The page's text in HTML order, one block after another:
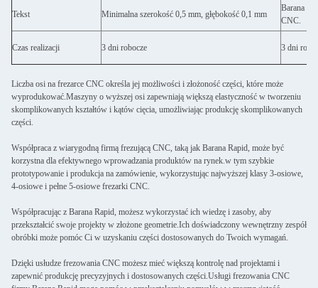
Tekst Minimalna szerokość 0,5 mm, głębokość 0,1 mm
Barana
CNC.
Czas realizacji 3 dni robocze 3 dni
Liczba osi na frezarce CNC określa jej możliwości i złożoność części, które może
wyprodukować.Maszyny o wyższej osi zapewniają większą elastyczność w tworzeniu
skomplikowanych kształtów i kątów cięcia, umożliwiając produkcję skomplikowanych
części.
Współpraca z wiarygodną firmą frezującą CNC, taką jak Barana Rapid, może być
korzystna dla efektywnego wprowadzania produktów na rynek.w tym szybkie
prototypowanie i produkcja na zamówienie, wykorzystując najwyższej klasy 3-osiowe,
4-osiowe i pełne 5-osiowe frezarki CNC.
Współpracując z Barana Rapid, możesz wykorzystać ich wiedzę i zasoby, aby
przekształcić swoje projekty w złożone geometrie.Ich doświadczony wewnętrzny zespół
obróbki może pomóc Ci w uzyskaniu części dostosowanych do Twoich wymagań.
Dzięki usłudze frezowania CNC możesz mieć większą kontrolę nad projektami i
zapewnić produkcję precyzyjnych i dostosowanych części.Usługi frezowania CNC